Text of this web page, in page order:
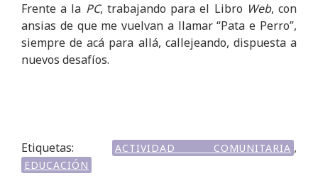
Frente a la PC, trabajando para el Libro Web, con
ansias de que me vuelvan a llamar “Pata e Perro”,
siempre de acá para allá, callejeando, dispuesta a
nuevos desafíos.
Etiquetas: ACTIVIDAD COMUNITARIA ,
EDUCACIÓN